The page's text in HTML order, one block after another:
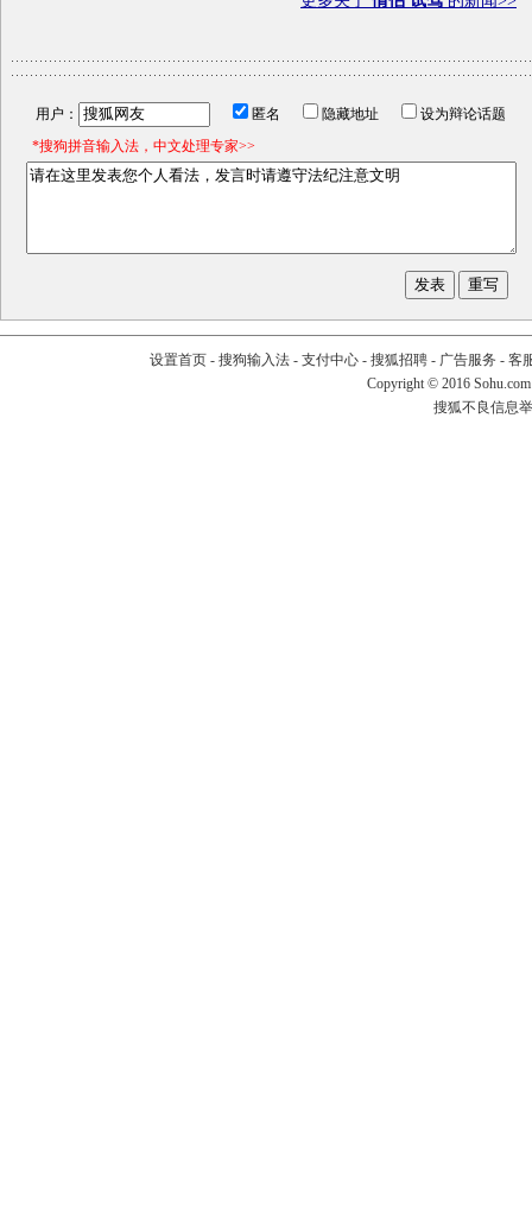
用户： 匿名 隐藏地址
设为辩论话题
*搜狗拼音输入法，中文处理专家>>
设置首页- 搜狗输入法- 支付中心- 搜狐招聘- 广告服务 - 客
Copyright © 2016
搜狐不良信息